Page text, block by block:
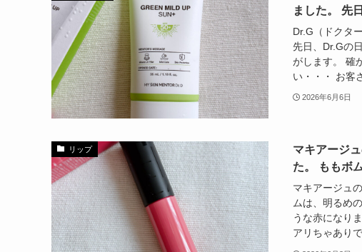
ました。 先
Dr.G（ドクタ
先日、Dr.Gの
がします。 確
い・・・ お客
2026年6月6日
リップ
マキアージ
た。 ももボ
マキアージュ
ムは、明るめ
うな赤になり
アリちゃあり